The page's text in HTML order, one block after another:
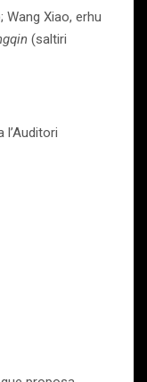
Wang Xiao, erhu
(saltiri
l’Auditori